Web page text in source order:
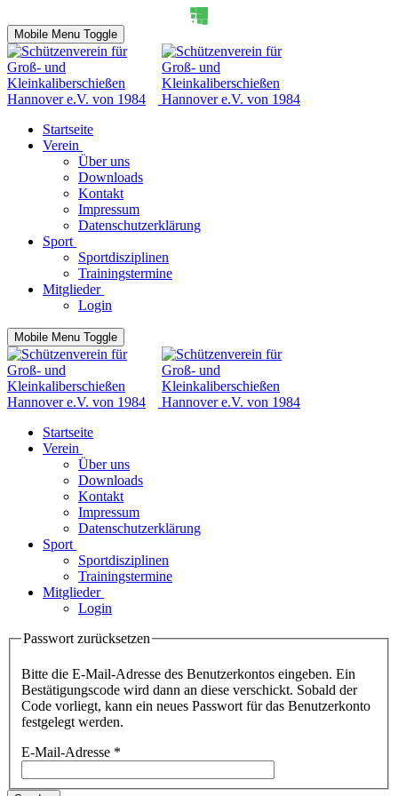
Mobile Menu Toggle
Startseite
Verein
Über uns
Downloads
Kontakt
Impressum
Datenschutzerklärung
Sport
Sportdisziplinen
Trainingstermine
Mitglieder
Login
Mobile Menu Toggle
Startseite
Verein
Über uns
Downloads
Kontakt
Impressum
Datenschutzerklärung
Sport
Sportdisziplinen
Trainingstermine
Mitglieder
Login
Passwort zurücksetzen
Bitte die E-Mail-Adresse des Benutzerkontos eingeben. Ein
Bestätigungscode wird dann an diese verschickt. Sobald der
Code vorliegt, kann ein neues Passwort für das Benutzerkonto
festgelegt werden.
E-Mail-Adresse *